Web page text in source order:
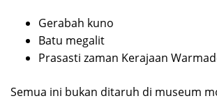
Gerabah kuno
Batu megalit
Prasasti zaman Kerajaan
Semua ini bukan ditaruh di museum